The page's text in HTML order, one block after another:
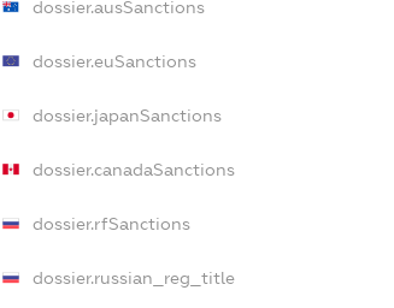
dossier.ausSanctions
dossier.euSanctions
dossier.japanSanctions
dossier.canadaSanctions
dossier.rfSanctions
dossier.russian_reg_title